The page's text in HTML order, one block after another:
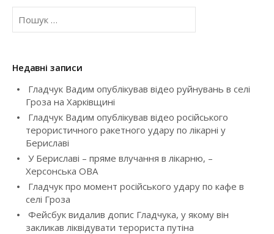
a
v
i
g
a
i
o
n
П
ш
кНедавні записи
Гладчук Вадим опублікував відео руйнувань в селі
Гроза на Харківщині
Гладчук Вадим опублікував відео російського
терористичного ракетного удару по лікарні у
Бериславі
У Бериславі – пряме влучання в лікарню, –
Херсонська ОВА
Гладчук про момент російського удару по кафе в
селі Гроза
Фейсбук видалив допис Гладчука, у якому він
закликав ліквідувати терориста путіна